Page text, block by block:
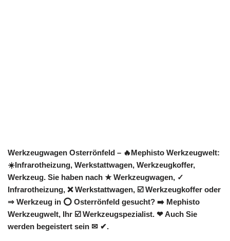
Werkzeugwagen Osterrönfeld – 🔥Mephisto Werkzeugwelt:
☀️Infrarotheizung, Werkstattwagen, Werkzeugkoffer,
Werkzeug. Sie haben nach ★ Werkzeugwagen, ✓
Infrarotheizung, ❌ Werkstattwagen, ☑️ Werkzeugkoffer oder
⇒ Werkzeug in ⭕ Osterrönfeld gesucht? ➡️ Mephisto
Werkzeugwelt, Ihr ☑️ Werkzeugspezialist. ❤ Auch Sie
werden begeistert sein ✉ ✔.